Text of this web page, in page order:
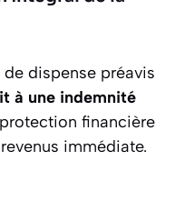
dispense préavis
à une indemnité
protection financière
immédiate.